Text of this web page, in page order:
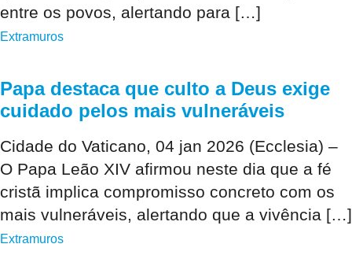
entre os povos, alertando para […]
Extramuros
Papa destaca que culto a Deus exige
cuidado pelos mais vulneráveis
Cidade do Vaticano, 04 jan 2026 (Ecclesia) –
O Papa Leão XIV afirmou neste dia que a fé
cristã implica compromisso concreto com os
mais vulneráveis, alertando que a vivência […]
Extramuros